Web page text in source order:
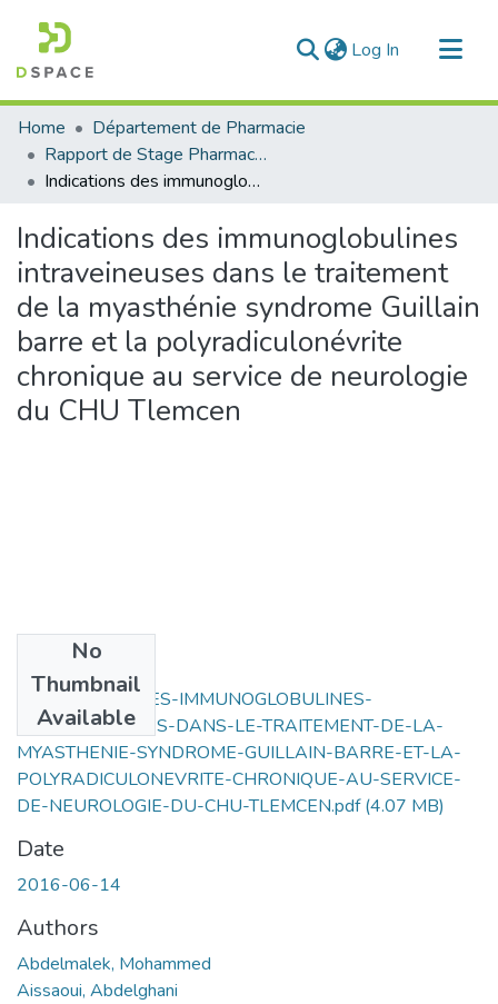
Log In (current)
Communities & Collections
All of DSpace
Statistics
Home
Département de Pharmacie
Rapport de Stage Pharmacie
Indications des immunoglobulines intraveineuses dans le traitement de la myasthénie syndrome Guillain barre et la polyradiculonévrite chronique au service de neurologie du CHU Tlemcen
Indications des immunoglobulines
intraveineuses dans le traitement
de la myasthénie syndrome Guillain
barre et la polyradiculonévrite
chronique au service de neurologie
du CHU Tlemcen
No
Thumbnail
Available
INDICATIONS-DES-IMMUNOGLOBULINES-
INTRAVEINEUSES-DANS-LE-TRAITEMENT-DE-LA-
MYASTHENIE-SYNDROME-GUILLAIN-BARRE-ET-LA-
POLYRADICULONEVRITE-CHRONIQUE-AU-SERVICE-
DE-NEUROLOGIE-DU-CHU-TLEMCEN.pdf(4.07 MB)
Date
2016-06-14
Authors
Abdelmalek, Mohammed
Aissaoui, Abdelghani